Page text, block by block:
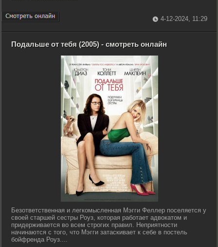
4-12-2024, 11:29
Подальше от тебя (2005) - смотреть онлайн
Безответственная и легкомысленная Мэгги Феллер поселяется у
своей старшей сестры Роуз, которая работает адвокатом и
придерживается во всем строгих правил. Неприятности
начинаются с того, что Мэгги затаскивает к себе в постель
бойфренда Роуз....